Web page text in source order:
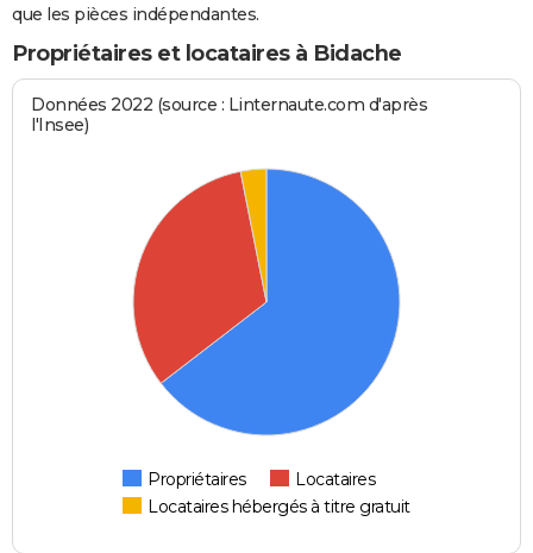
que les pièces indépendantes.
Propriétaires et locataires à Bidache
Données 2022 (source : Linternaute.com d'après
l'Insee)
Propriétaires
Locataires
Locataires hébergés à titre gratuit